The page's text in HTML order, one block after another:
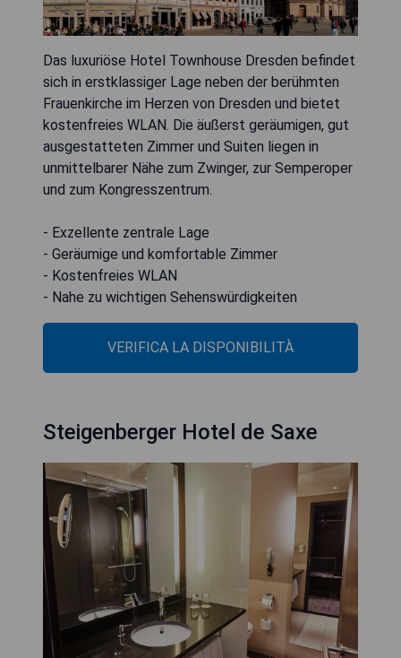
Das luxuriöse Hotel Townhouse Dresden befindet
sich in erstklassiger Lage neben der berühmten
Frauenkirche im Herzen von Dresden und bietet
kostenfreies WLAN. Die äußerst geräumigen, gut
ausgestatteten Zimmer und Suiten liegen in
unmittelbarer Nähe zum Zwinger, zur Semperoper
und zum Kongresszentrum.
- Exzellente zentrale Lage
- Geräumige und komfortable Zimmer
- Kostenfreies WLAN
- Nahe zu wichtigen Sehenswürdigkeiten
VERIFICA LA DISPONIBILITÀ
Steigenberger Hotel de Saxe